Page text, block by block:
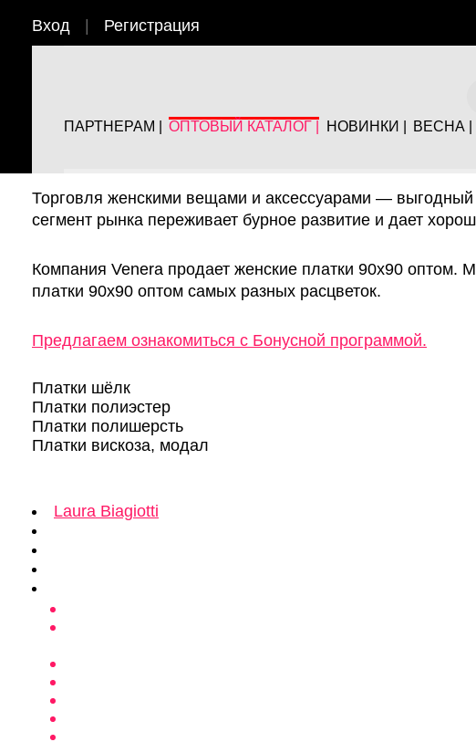
Вход Регистрация
ПАРТНЕРАМ | ОПТОВЫЙ КАТАЛОГ | НОВИНКИ | ВЕСНА |
Купить платки
Торговля женскими вещами и аксессуарами —
сегмент рынка переживает бурное развитие и дает
Компания Venera продает женские платки 90х90
платки 90х90 оптом самых разных расцветок.
Предлагаем ознакомиться с Бонусной программой.
Платки шёлк
Платки полиэстер
Платки полишерсть
Платки вискоза, модал
Laura Biagiotti